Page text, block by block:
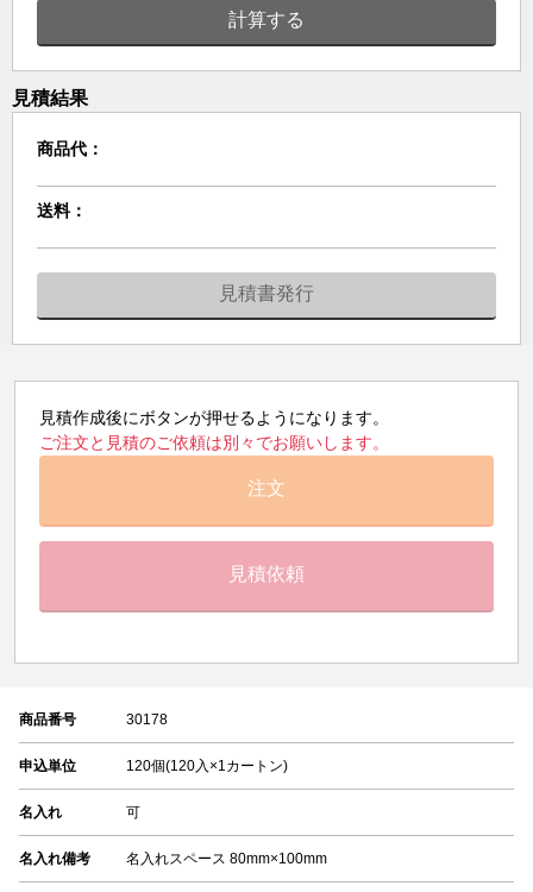
計算する
見積結果
商品代：
送料：
見積書発行
見積作成後にボタンが押せるようになります。
ご注文と見積のご依頼は別々でお願いします。
注文
見積依頼
商品番号 30178
申込単位 120個(120入×1カートン)
名入れ 可
名入れ備考 名入れスペース 80mm×100mm